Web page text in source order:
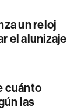
un reloj
el alunizaje
cuánto
las